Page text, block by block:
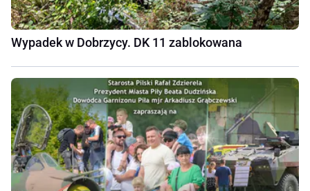
Wypadek w Dobrzycy. DK 11 zablokowana